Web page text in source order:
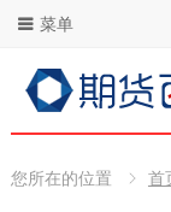
菜单
您所在的位置 首